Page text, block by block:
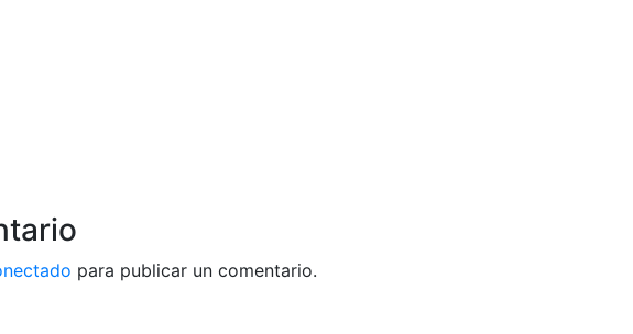
para publicar un comentario.